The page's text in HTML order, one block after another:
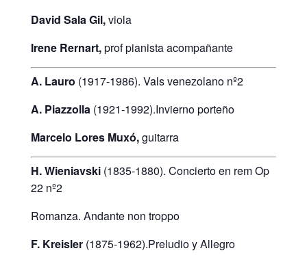
David Sala Gil,viola
Irene Rernart,prof pianista acompañante
A. Lauro (1917-1986). Vals venezolano nº2
A. Piazzolla (1921-1992).Invierno porteño
Marcelo Lores Muxó,guitarra
H. Wieniavski (1835-1880). Concierto en rem Op
22 nº2
Romanza. Andante non troppo
F. Kreisler(1875-1962).Preludio y Allegro